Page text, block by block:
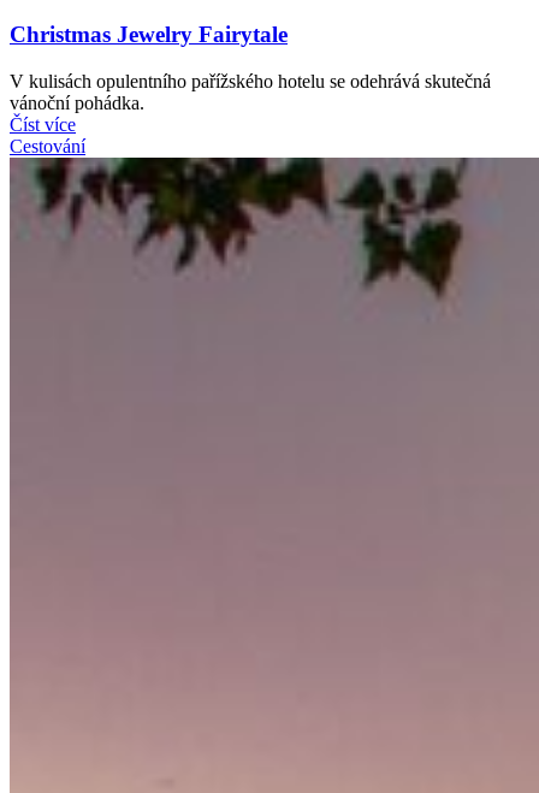
Christmas Jewelry Fairytale
V kulisách opulentního pařížského hotelu se odehrává skutečná
vánoční pohádka.
Číst více
Cestování